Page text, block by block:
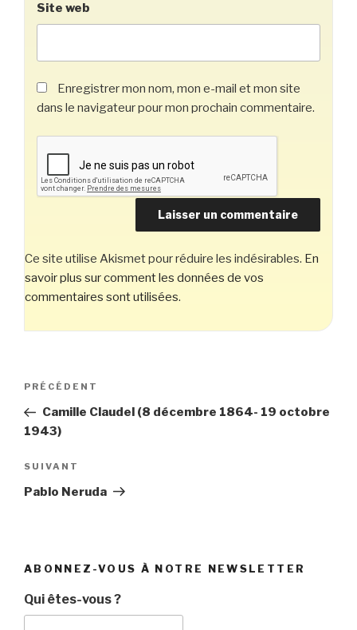
Site web
Enregistrer mon nom, mon e-mail et mon site
dans le navigateur pour mon prochain commentaire.
Ce site utilise Akismet pour réduire les indésirables. En
savoir plus sur comment les données de vos
commentaires sont utilisées.
Navigation
l’article
Article
précédent
PRÉCÉDENT
Camille Claudel (8 décembre 1864- 19 octobre
1943)
Article
suivant
SUIVANT
Pablo Neruda
ABONNEZ-VOUS À NOTRE NEWSLETTER
Qui êtes-vous ?